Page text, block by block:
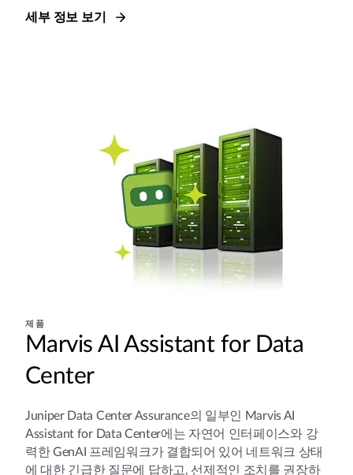
세부 정보 보기
제품
Marvis AI Assistant for Data
Center
Juniper Data Center Assurance의 일부인 Marvis AI
Assistant for Data Center에는 자연어 인터페이스와 강
력한 GenAI 프레임워크가 결합되어 있어 네트워크 상태
에 대한 긴급한 질문에 답하고, 선제적인 조치를 권장하